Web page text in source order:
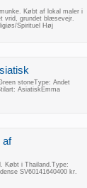
Købt af lokal maler i
vrid, grundet blæsevejr.
Spirituel Høj
stoneType: Andet
AsiatiskEmma
af
Købt i Thailand.Type:
SV60141640400 kr.